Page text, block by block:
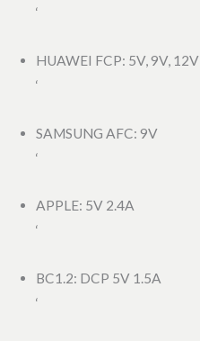
‘
HUAWEI FCP: 5V, 9V, 12V
‘
SAMSUNG AFC: 9V
‘
APPLE: 5V 2.4A
‘
BC1.2: DCP 5V 1.5A
‘